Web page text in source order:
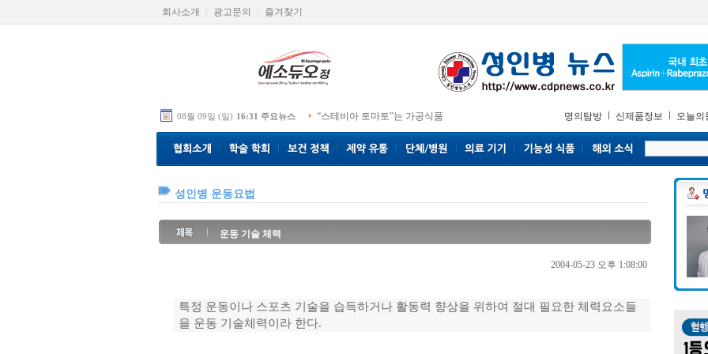
회사소개 광고문의 즐겨찾기
08월 09일 (일) 16:31 주요뉴스 “스테비아 토마토”는 가공식품 명의탐방 신제품정보 오늘의
성인병 운동요법
운동 기술 체력
2004-05-23 오후 1:08:00
특정 운동이나 스포츠 기술을 습득하거나 활동력 향상을 위하여 절대 필요한 체력요소들
을 운동 기술체력이라 한다.